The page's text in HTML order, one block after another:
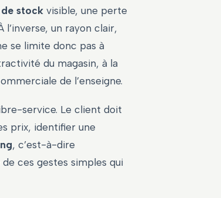
stock visible, une perte
un rayon clair,
se limite donc pas à
du magasin, à la
de l’enseigne.
service. Le client doit
prix, identifier une
, c’est-à-dire
ces gestes simples qui